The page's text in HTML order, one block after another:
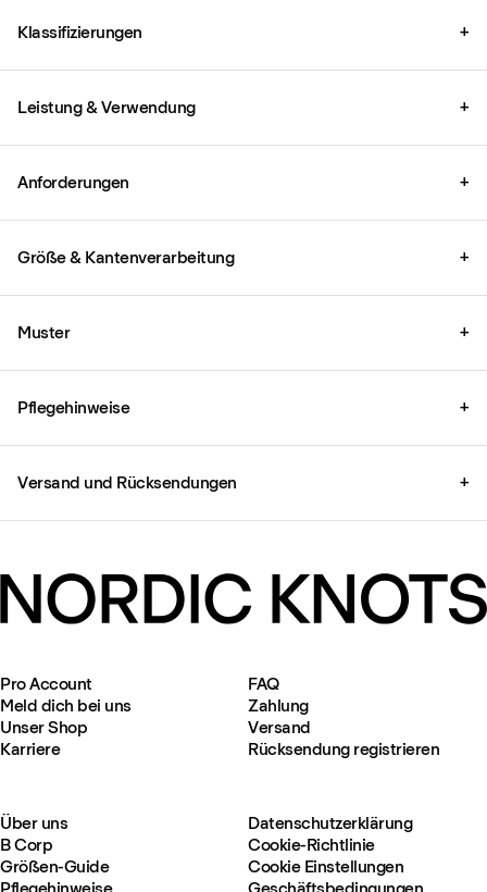
Klassifizierungen +
Leistung & Verwendung +
Anforderungen +
Größe & Kantenverarbeitung +
Muster +
Pflegehinweise +
Versand und Rücksendungen +
Pro Account
Meld dich bei uns
Unser Shop
Karriere
FAQ
Zahlung
Versand
Rücksendung registrieren
Über uns
B Corp
Größen-Guide
Datenschutzerklärung
Cookie-Richtlinie
Cookie Einstellungen